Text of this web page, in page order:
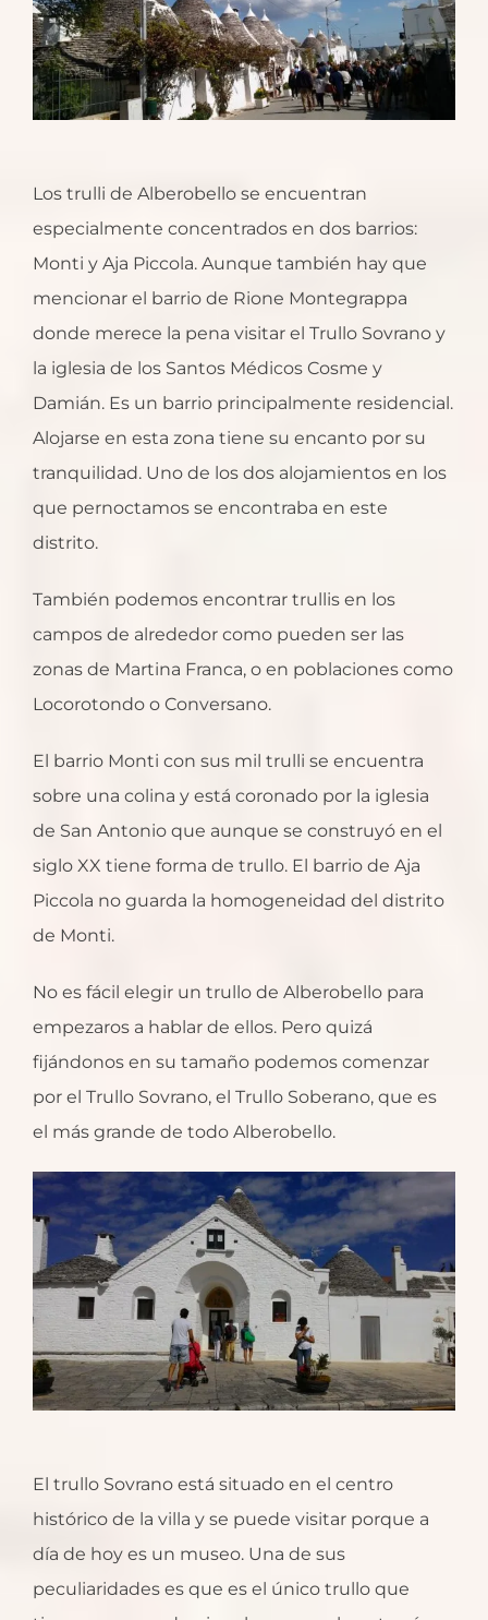
Los trulli de Alberobello se encuentran
especialmente concentrados en dos barrios:
Monti y Aja Piccola. Aunque también hay que
mencionar el barrio de Rione Montegrappa
donde merece la pena visitar el Trullo Sovrano y
la iglesia de los Santos Médicos Cosme y
Damián. Es un barrio principalmente residencial.
Alojarse en esta zona tiene su encanto por su
tranquilidad. Uno de los dos alojamientos en los
que pernoctamos se encontraba en este
distrito.
También podemos encontrar trullis en los
campos de alrededor como pueden ser las
zonas de Martina Franca, o en poblaciones como
Locorotondo o Conversano.
El barrio Monti con sus mil trulli se encuentra
sobre una colina y está coronado por la iglesia
de San Antonio que aunque se construyó en el
siglo XX tiene forma de trullo. El barrio de Aja
Piccola no guarda la homogeneidad del distrito
de Monti.
No es fácil elegir un trullo de Alberobello para
empezaros a hablar de ellos. Pero quizá
fijándonos en su tamaño podemos comenzar
por el Trullo Sovrano, el Trullo Soberano, que es
el más grande de todo Alberobello.
El trullo Sovrano está situado en el centro
histórico de la villa y se puede visitar porque a
día de hoy es un museo. Una de sus
peculiaridades es que es el único trullo que